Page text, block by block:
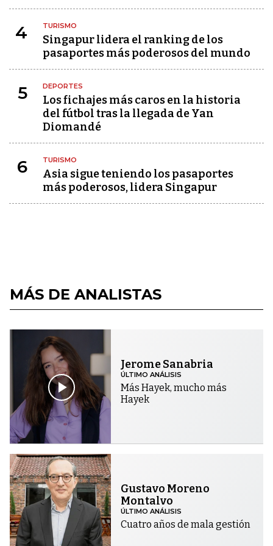
4 TURISMO
Singapur lidera el ranking de los
pasaportes más poderosos del mundo
5 DEPORTES
Los fichajes más caros en la historia
del fútbol tras la llegada de Yan
Diomandé
6 TURISMO
Asia sigue teniendo los pasaportes
más poderosos, lidera Singapur
MÁS DE ANALISTAS
Jerome Sanabria
ÚLTIMO ANÁLISIS
Más Hayek, mucho más
Hayek
Gustavo Moreno
Montalvo
ÚLTIMO ANÁLISIS
Cuatro años de mala gestión